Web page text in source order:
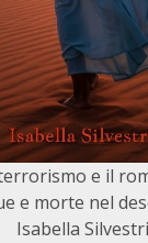
e il
e morte nel
Isabella Silvestri